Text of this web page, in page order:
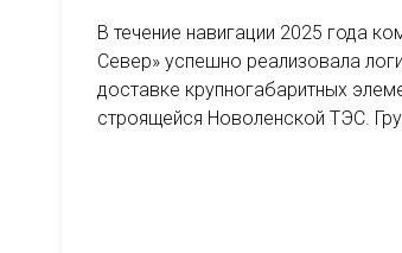
В течение навигации 2025 года
Север» успешно реализовала
доставке крупногабаритных
строящейся Новоленской ТЭС.